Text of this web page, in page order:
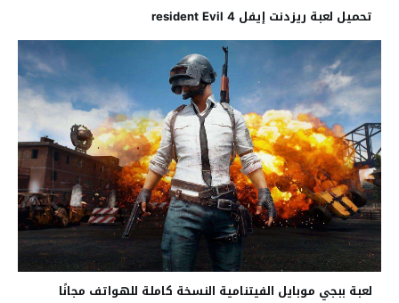
تحميل لعبة ريزدنت إيفل resident Evil 4
لعبة ببجي موبايل الفيتنامية النسخة كاملة للهواتف مجانًا